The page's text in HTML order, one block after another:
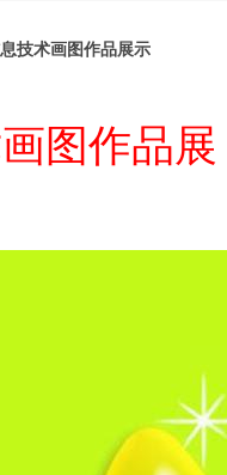
技术画图作品展示
图作品展